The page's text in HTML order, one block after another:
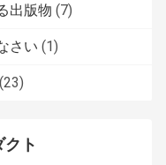
出版物 (7)
さい (1)
(23)
ト